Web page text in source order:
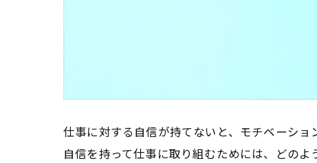
仕事に対する自信が持てないと、モチベーショ
自信を持って仕事に取り組むためには、どのよ